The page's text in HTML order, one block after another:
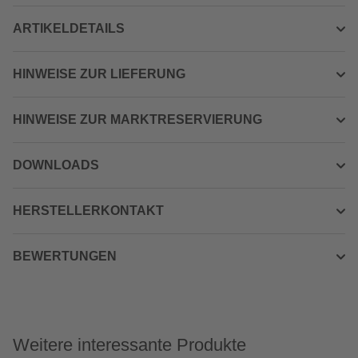
ARTIKELDETAILS
HINWEISE ZUR LIEFERUNG
HINWEISE ZUR MARKTRESERVIERUNG
DOWNLOADS
HERSTELLERKONTAKT
BEWERTUNGEN
Weitere interessante Produkte